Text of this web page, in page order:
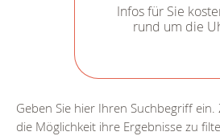
Infos für Sie
rund um die
Geben Sie hier Ihren Suchbegriff ein.
die Möglichkeit ihre Ergebnisse zu